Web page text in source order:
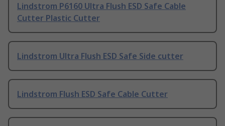
Lindstrom P6160 Ultra Flush ESD Safe Cable
Cutter Plastic Cutter
Lindstrom Ultra Flush ESD Safe Side cutter
Lindstrom Flush ESD Safe Cable Cutter